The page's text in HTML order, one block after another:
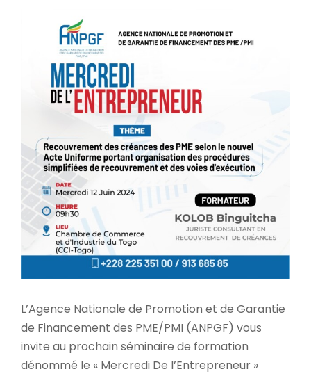
L’Agence Nationale de Promotion et de Garantie
de Financement des PME/PMI (ANPGF) vous
invite au prochain séminaire de formation
dénommé le « Mercredi De l’Entrepreneur »